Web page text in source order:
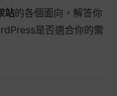
站的各個面向，解答你
是否適合你的需